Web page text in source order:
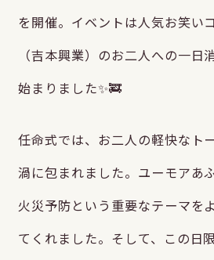
を開催。イベントは人気お笑い
（吉本興業）のお二人への一日
始まりました✨🚒
任命式では、お二人の軽快なト
渦に包まれました。ユーモアあ
火災予防という重要なテーマを
てくれました。そして、この日